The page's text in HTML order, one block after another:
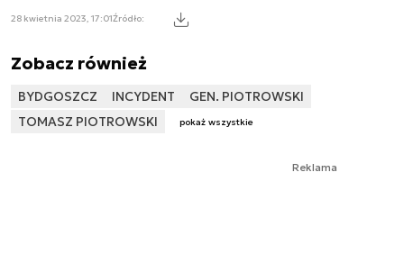
28 kwietnia 2023, 17:01Źródło:
Zobacz również
BYDGOSZCZ INCYDENT
GEN. PIOTROWSKI
TOMASZ PIOTROWSKI
pokaż wszystkie
Reklama